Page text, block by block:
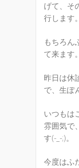
げて、そ
行します。
もちろん
て来ます。
昨日は休
で、生ぽ
いつもは
雰囲気で
す(-_-;)。
今度はふ